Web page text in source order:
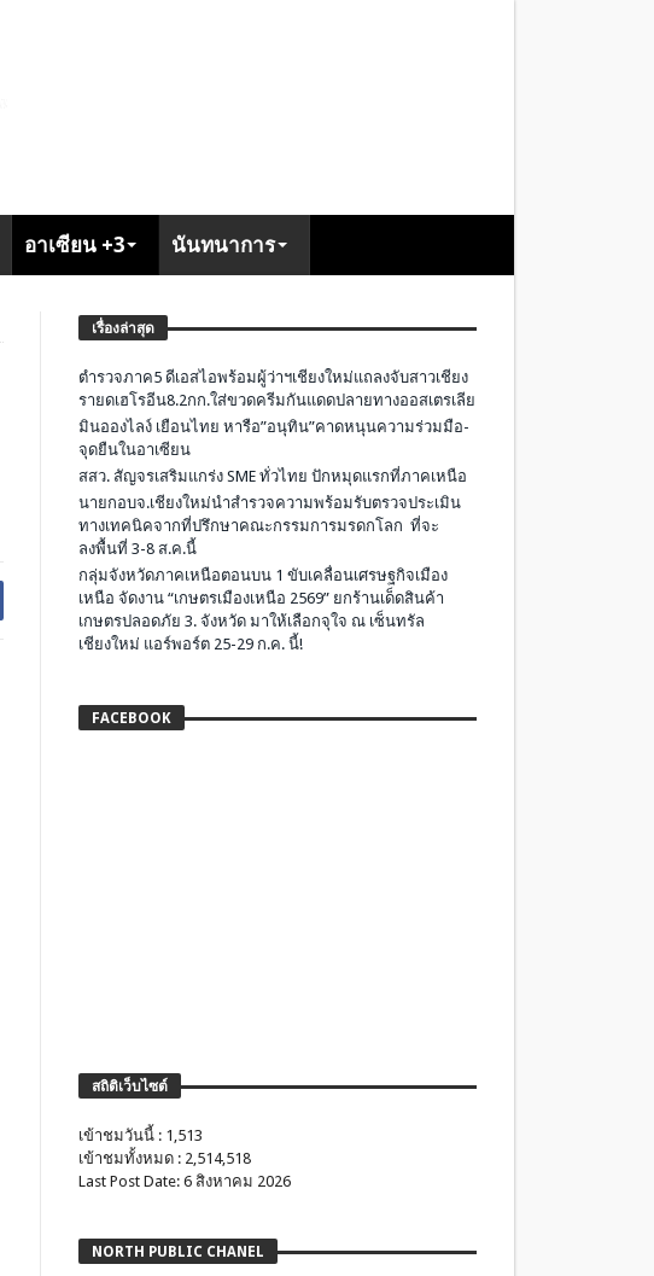
อาเซียน +3 นันทนาการ
เรื่องล่าสุด
ตำรวจภาค5 ดีเอสไอพร้อมผู้ว่าฯเชียงใหม่แถลงจับสาวเชียง
รายดเฮโรอีน8.2กก.ใส่ขวดครีมกันแดดปลายทางออสเตรเลีย
มินอองไลง์ เยือนไทย หารือ”อนุทิน”คาดหนุนความร่วมมือ-
จุดยืนในอาเซียน
สสว. สัญจรเสริมแกร่ง SME ทั่วไทย ปักหมุดแรกที่ภาคเหนือ
นายกอบจ.เชียงใหม่นำสำรวจความพร้อมรับตรวจประเมิน
ทางเทคนิคจากที่ปรึกษาคณะกรรมการมรดกโลก ที่จะ
ลงพื้นที่ 3-8 ส.ค.นี้
กลุ่มจังหวัดภาคเหนือตอนบน 1 ขับเคลื่อนเศรษฐกิจเมือง
เหนือ จัดงาน “เกษตรเมืองเหนือ 2569” ยกร้านเด็ดสินค้า
เกษตรปลอดภัย 3. จังหวัด มาให้เลือกจุใจ ณ เซ็นทรัล
เชียงใหม่ แอร์พอร์ต 25-29 ก.ค. นี้!
FACEBOOK
สถิติเว็บไซต์
เข้าชมวันนี้ : 1,513
เข้าชมทั้งหมด : 2,514,518
Last Post Date: 6 สิงหาคม 2026
NORTH PUBLIC CHANEL